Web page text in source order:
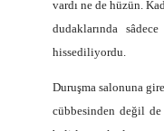
vardı ne de hüzün.
dudaklarında
hissediliyordu.
Duruşma salonuna
cübbesinden değil